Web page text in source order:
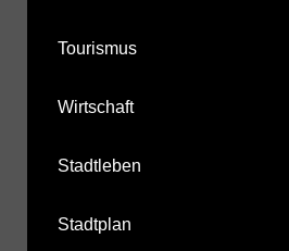
Tourismus
Wirtschaft
Stadtleben
Stadtplan